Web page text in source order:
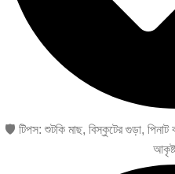
🛡️ টিপস: শুটকি মাছ, বিস্কুটের গুড়া, পিনাট